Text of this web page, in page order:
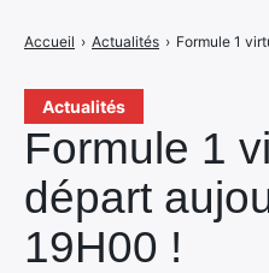
Actualités
Formule 1
départ
19H00 !
Accueil › Actualités › Formule 1